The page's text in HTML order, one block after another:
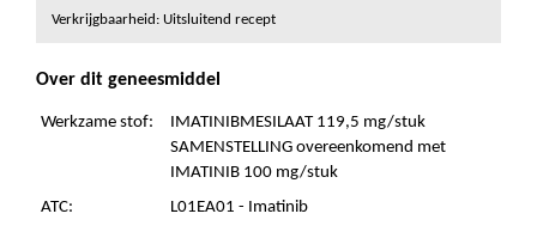
Verkrijgbaarheid: Uitsluitend recept
Over dit geneesmiddel
Werkzame stof:
IMATINIBMESILAAT 119,5 mg/stuk
SAMENSTELLING overeenkomend met
IMATINIB 100 mg/stuk
ATC:
L01EA01 - Imatinib